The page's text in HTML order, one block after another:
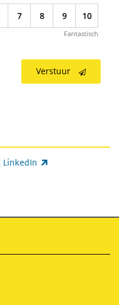
7 8 9 10
Fantastisch
Verstuur
LinkedIn
link)